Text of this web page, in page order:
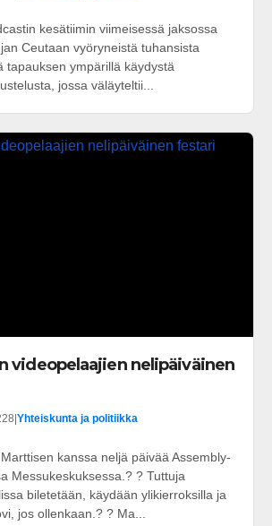
kesätiimin viimeisessä jaksossa
Ceutaan vyöryneistä tuhansista
tapauksen ympärillä käydystä
jossa väläyteltii...
videopelaajien nelipäiväinen
Yhteiskunta ja politiikka
kanssa neljä päivää Assembly-
Messukeskuksessa.? ? Tuttuja
biletetään, käydään ylikierroksilla ja
jos ollenkaan.? ? Ma...